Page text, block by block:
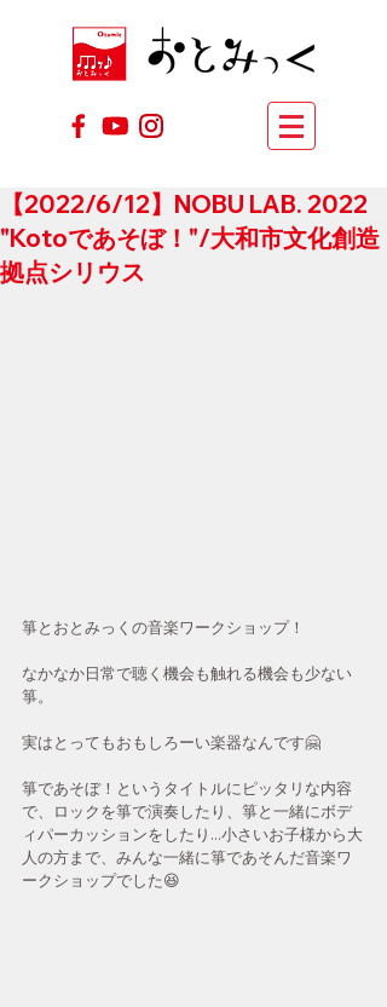
【2022/6/12】NOBU LAB. 2022
"Kotoであそぼ！"/大和市文化創造
拠点シリウス
箏とおとみっくの音楽ワークショップ！
なかなか日常で聴く機会も触れる機会も少ない
箏。
実はとってもおもしろーい楽器なんです🤗
箏であそぼ！というタイトルにピッタリな内容
で、ロックを箏で演奏したり、箏と一緒にボデ
ィパーカッションをしたり...小さいお子様から大
人の方まで、みんな一緒に箏であそんだ音楽ワ
ークショップでした😆